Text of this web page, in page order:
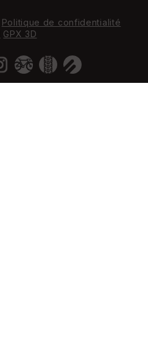
Politique de confidentialité
GPX 3D